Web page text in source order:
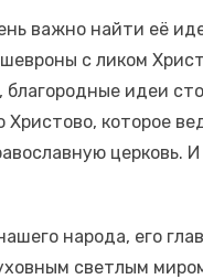
важно найти её
с ликом
идеи
которое
церковь.
народа, его
светлым